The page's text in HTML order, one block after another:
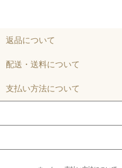
返品について
配送・送料について
支払い方法について